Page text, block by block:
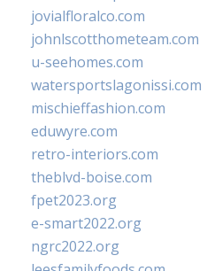
jovialfloralco.com
johnlscotthometeam.com
u-seehomes.com
watersportslagonissi.com
mischieffashion.com
eduwyre.com
retro-interiors.com
theblvd-boise.com
fpet2023.org
e-smart2022.org
ngrc2022.org